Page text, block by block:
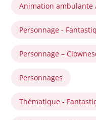
Animation ambulante
Personnage -
Personnage –
Personnages
Thématique -